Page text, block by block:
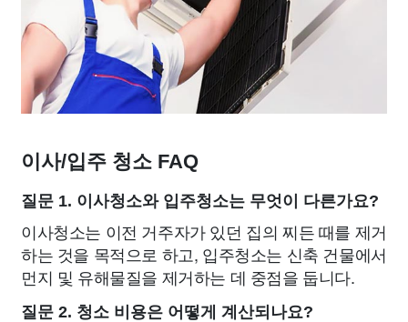
이사/입주 청소 FAQ
질문 1. 이사청소와 입주청소는 무엇이 다른가요?
이사청소는 이전 거주자가 있던 집의 찌든 때를 제거
하는 것을 목적으로 하고, 입주청소는 신축 건물에서
먼지 및 유해물질을 제거하는 데 중점을 둡니다.
질문 2. 청소 비용은 어떻게 계산되나요?